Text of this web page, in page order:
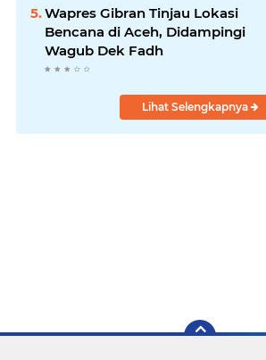
Wapres Gibran Tinjau Lokasi
Bencana di Aceh, Didampingi
Wagub Dek Fadh
Lihat Selengkapnya